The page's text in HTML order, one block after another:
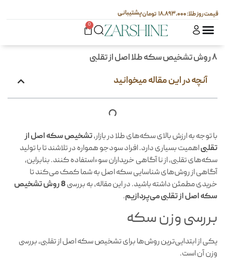
۱۸,۸۹۳,۰۰۰ پشتیبانی
0
۸ روش تشخیص سکه طلا اصل از تقلبی
آنچه در این مقاله میخوانید
با توجه به ارزش بالای سکه‌های طلا در بازار،تشخیص سکه اصل از
تقلبیاهمیت بسیاری دارد. افراد سودجو همواره در تلاشند تا با تولید
سکه‌های تقلبی، از نا آگاهی خریداران سوءاستفاده کنند. بنابراین،
آگاهی از روش‌های شناسایی سکه اصل به شما کمک می‌کند تا
خریدی مطمئن داشته باشید. در این مقاله، به بررسی
8 روش تشخیص
سکه اصل از تقلبی می‌پردازیم.
بررسی وزن سکه
یکی از ابتدایی‌ترین روش‌ها برای تشخیص سکه اصل از تقلبی، بررسی
وزن آن است.